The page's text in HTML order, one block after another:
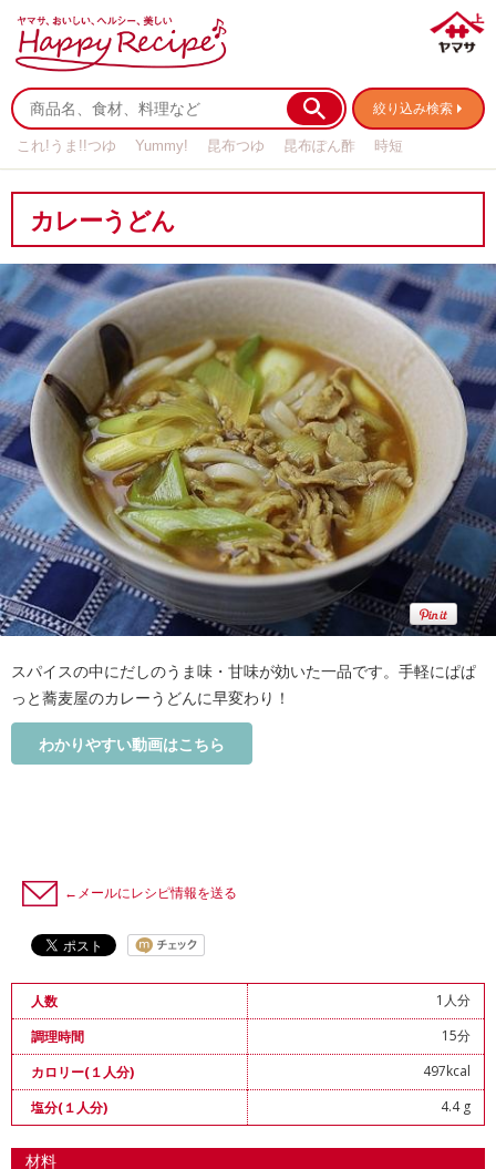
絞り込み検索
これ!うま!!つゆ Yummy! 昆布つゆ 昆布ぽん酢
時短
カレーうどん
スパイスの中にだしのうま味・甘味が効いた一品です。手軽にぱぱ
っと蕎麦屋のカレーうどんに早変わり！
わかりやすい動画はこちら
←メールにレシピ情報を送る
人数
1人分
調理時間
15分
カロリー(１人分)
497kcal
塩分(１人分)
4.4 g
材料